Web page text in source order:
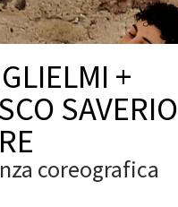
+
SAVERIO
coreografica